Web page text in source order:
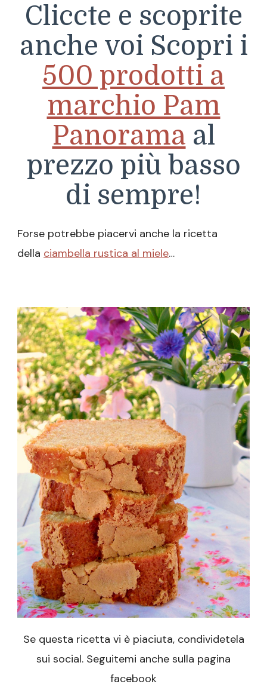
Cliccte e scoprite
anche voi Scopri i
500 prodotti a
marchio Pam
Panorama al
prezzo più basso
di sempre!
Forse potrebbe piacervi anche la ricetta
della ciambella rustica al miele…
Se questa ricetta vi è piaciuta, condividetela
sui social. Seguitemi anche sulla pagina
facebook